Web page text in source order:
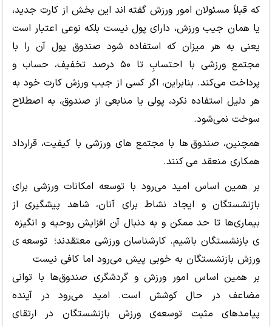
که قبلاً مسئولان امور ورزش گفته اند این بخش از کارت جدید،
یا همان جیب ورزش، دارای پول نیست بلکه نوعی اعتبار است
یعنی به هر میزان که استفاده شود صندوق پول آن را با
مجتمع ورزشی با احتسابِ تا ۵۰ درصد تخفیف، حساب و
پرداخت میکند. بنابراین، اگر کسی از جیب ورزش کارت خود به
هر دلیل استفاده نکرد، پولی یا منابعی از صندوق، به اصطلاح
سوخت نمیشود.
همچنین، صندوق ها با مجتمع های ورزشی با کیفیت، قرارداد
همکاری منعقد می کنند.
بر همین اساس امید میرود با توسعه امکانات ورزشی برای
بازنشستگان و ایجاد نشاط برای آنان، شاهد پیشگیری از
بیماریها تا حد ممکن و به دنبال آن افزایش روحیه و انگیزه
ی بازنشستگان باشیم. کارشناسان ورزشی معتقدند؛ توسعه ی
ورزش بازنشستگان به خوبی پیش میرود اما کافی نیست
بر همین اساس امور ورزش و گردشگری صندوقها با توانی
مضاعف در حال کوشش است. امید میرود در آینده
پیامدهای مثبت توسعهی ورزش بازنشستگان در ارتقای